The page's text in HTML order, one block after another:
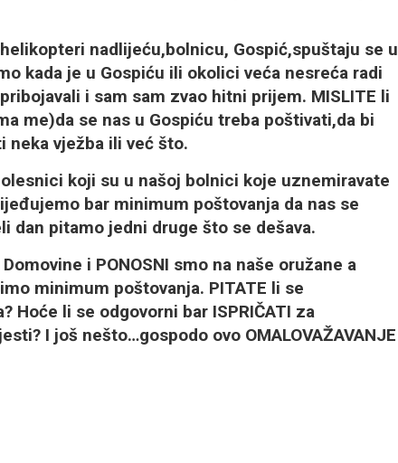
nadlijeću,bolnicu, Gospić,spuštaju se u
kada je u Gospiću ili okolici veća nesreća radi
i sam sam zvao hitni prijem. MISLITE li
me)da se nas u Gospiću treba poštivati,da bi
neka vježba ili već što.
koji su u našoj bolnici koje uznemiravate
bar minimum poštovanja da nas se
dan pitamo jedni druge što se dešava.
i PONOSNI smo na naše oružane a
minimum poštovanja. PITATE li se
Hoće li se odgovorni bar ISPRIČATI za
I još nešto…gospodo ovo OMALOVAŽAVANJE